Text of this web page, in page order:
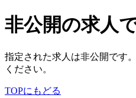
非公開の求人
指定された求人は非公開です
ください。
TOPにもどる